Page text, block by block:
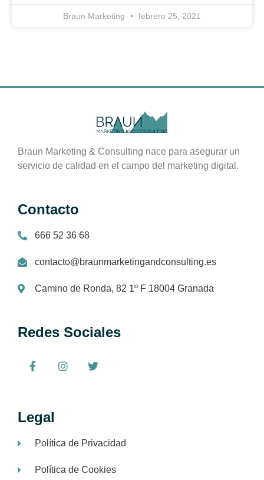
Braun Marketing febrero 25, 2021
Braun Marketing & Consulting nace para asegurar un
servicio de calidad en el campo del marketing digital.
Contacto
666 52 36 68
contacto@braunmarketingandconsulting.es
Camino de Ronda, 82 1º F 18004 Granada
Redes Sociales
Legal
Política de Privacidad
Política de Cookies